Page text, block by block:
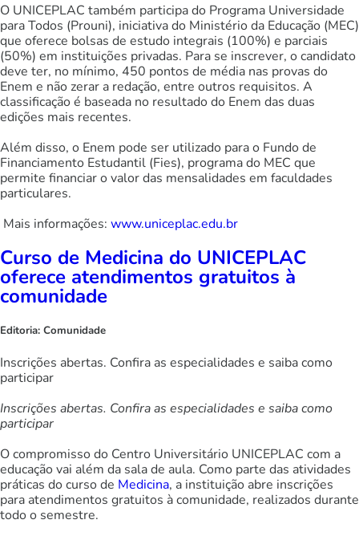
O UNICEPLAC também participa do Programa Universidade
para Todos (Prouni), iniciativa do Ministério da Educação (MEC)
que oferece bolsas de estudo integrais (100%) e parciais
(50%) em instituições privadas. Para se inscrever, o candidato
deve ter, no mínimo, 450 pontos de média nas provas do
Enem e não zerar a redação, entre outros requisitos. A
classificação é baseada no resultado do Enem das duas
edições mais recentes.
Além disso, o Enem pode ser utilizado para o Fundo de
Financiamento Estudantil (Fies), programa do MEC que
permite financiar o valor das mensalidades em faculdades
particulares.
Mais informações: www.uniceplac.edu.br
Curso de Medicina do UNICEPLAC
oferece atendimentos gratuitos à
comunidade
Editoria: Comunidade
Inscrições abertas. Confira as especialidades e saiba como
participar
Inscrições abertas. Confira as especialidades e saiba como
participar
O compromisso do Centro Universitário UNICEPLAC com a
educação vai além da sala de aula. Como parte das atividades
práticas do curso de Medicina, a instituição abre inscrições
para atendimentos gratuitos à comunidade, realizados durante
todo o semestre.